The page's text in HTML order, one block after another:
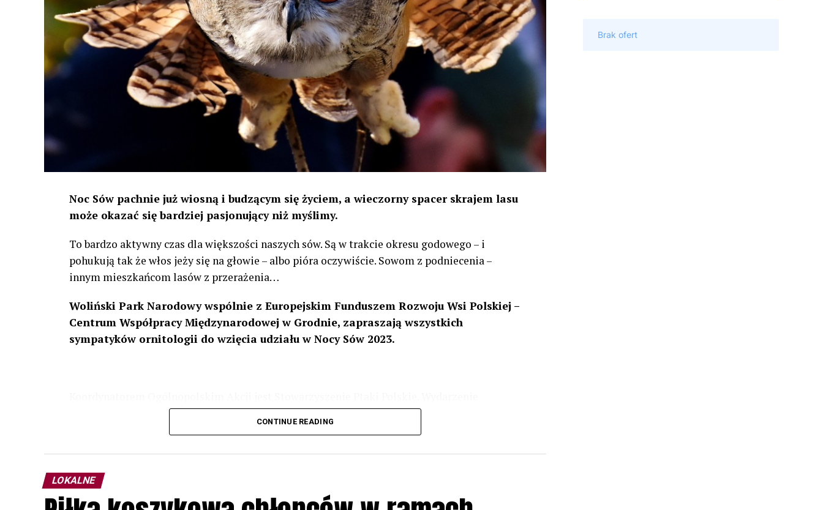
Noc Sów pachnie już wiosną i budzącym się życiem, a wieczorny spacer skrajem lasu
może okazać się bardziej pasjonujący niż myślimy.
To bardzo aktywny czas dla większości naszych sów. Są w trakcie okresu godowego – i
pohukują tak że włos jeży się na głowie – albo pióra oczywiście. Sowom z podniecenia –
innym mieszkańcom lasów z przerażenia…
Woliński Park Narodowy wspólnie z Europejskim Funduszem Rozwoju Wsi Polskiej –
Centrum Współpracy Międzynarodowej w Grodnie, zapraszają wszystkich
sympatyków ornitologii do wzięcia udziału w Nocy Sów 2023.
odbędzie się w dniach24 i 25 lutego 2023 r. wg harmonogramu przedstawionego na
Wszystkich uczestników zapraszamy do udziału w Akcji, włączenia się w aktywne
CONTINUE READING
LOKALNE